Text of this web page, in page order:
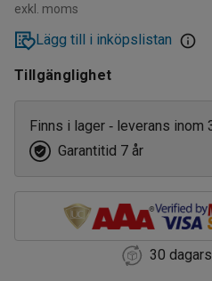
exkl. moms
Lägg till i inköpslistan
Tillgänglighet
Finns i lager ‑ leverans inom
Garantitid 7 år
30